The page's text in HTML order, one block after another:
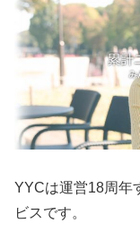
YYCは運営18周年
ビスです。